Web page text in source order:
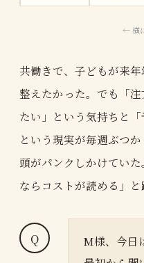
共働きで、子どもが来
整えたかった。でも「
たい」という気持ちと「
という現実が毎週ぶつ
頭がパンクしかけてい
ならコストが読める」と
M様、今日